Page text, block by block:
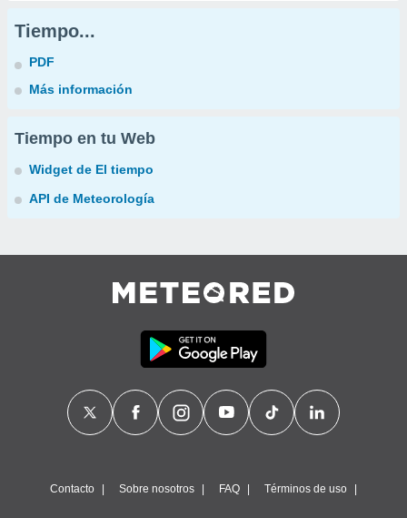
Tiempo...
PDF
Más información
Tiempo en tu Web
Widget de El tiempo
API de Meteorología
Contacto Sobre nosotros FAQ Términos de uso